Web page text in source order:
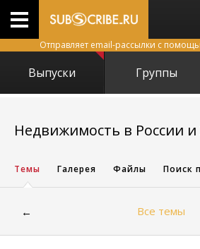
Отправляет email-рассылки с
Выпуски Группы
Недвижимость в России
Темы Галерея Файлы Поиск
← Все темы